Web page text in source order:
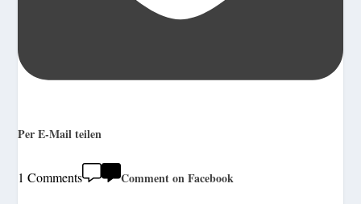
Per E-Mail teilen
1 Comments Comment on Facebook